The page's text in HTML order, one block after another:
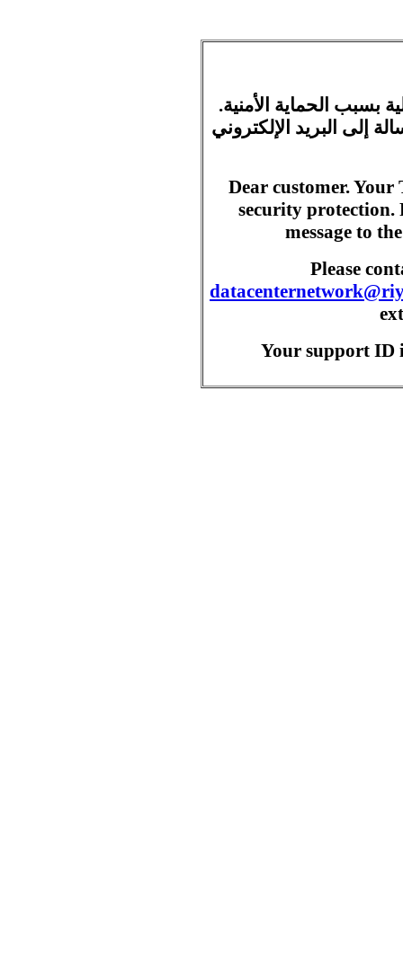
بسبب الحماية الأمنية.
إلى البريد الإلكتروني
Dear customer. Your
security protection.
message to
Please
Your support ID